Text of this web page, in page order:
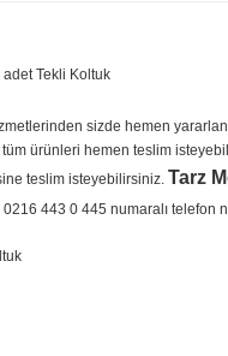
adet Tekli Koltuk
sizde hemen
ürünleri hemen teslim
teslim isteyebilirsiniz. Tarz
443 0 445 numaralı telefon
tüm ürünlerini